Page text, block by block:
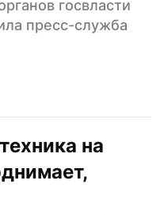
госвласти
пресс-служба
на